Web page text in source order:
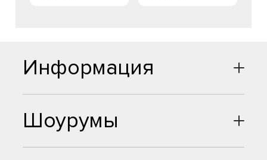
Шоурумы
Информация